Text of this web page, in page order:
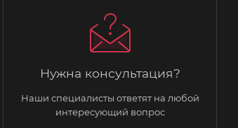
Нужна консультация?
Наши специалисты ответят на любой
интересующий вопрос